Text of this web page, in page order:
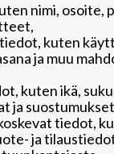
nimi, osoite,
kuten
ja muu
kuten ikä,
ja suostumukset
tiedot,
ja